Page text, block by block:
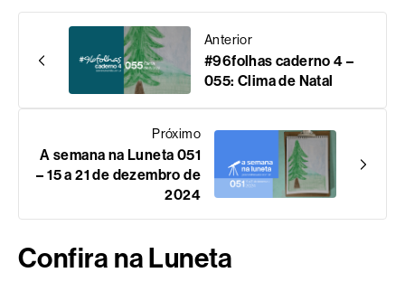
Anterior
#96folhas caderno 4 –
055: Clima de Natal
Próximo
A semana na Luneta 051
– 15 a 21 de dezembro de
2024
Confira na Luneta